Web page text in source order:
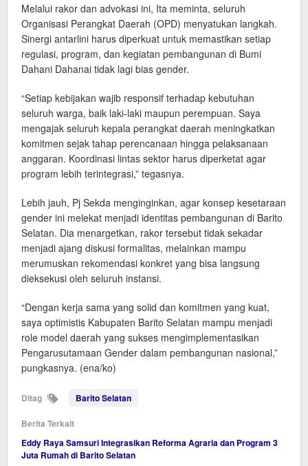
​Melalui rakor dan advokasi ini, Ita meminta, seluruh
Organisasi Perangkat Daerah (OPD) menyatukan langkah.
Sinergi antarlini harus diperkuat untuk memastikan setiap
regulasi, program, dan kegiatan pembangunan di Bumi
Dahani Dahanai tidak lagi bias gender.
​“Setiap kebijakan wajib responsif terhadap kebutuhan
seluruh warga, baik laki-laki maupun perempuan. Saya
mengajak seluruh kepala perangkat daerah meningkatkan
komitmen sejak tahap perencanaan hingga pelaksanaan
anggaran. Koordinasi lintas sektor harus diperketat agar
program lebih terintegrasi,” tegasnya.
​Lebih jauh, Pj Sekda menginginkan, agar konsep kesetaraan
gender ini melekat menjadi identitas pembangunan di Barito
Selatan. Dia menargetkan, rakor tersebut tidak sekadar
menjadi ajang diskusi formalitas, melainkan mampu
merumuskan rekomendasi konkret yang bisa langsung
dieksekusi oleh seluruh instansi.
​“Dengan kerja sama yang solid dan komitmen yang kuat,
saya optimistis Kabupaten Barito Selatan mampu menjadi
role model daerah yang sukses mengimplementasikan
Pengarusutamaan Gender dalam pembangunan nasional,”
pungkasnya. (ena/ko)
Ditag Barito Selatan
Berita Terkait
Eddy Raya Samsuri Integrasikan Reforma Agraria dan Program 3
Juta Rumah di Barito Selatan